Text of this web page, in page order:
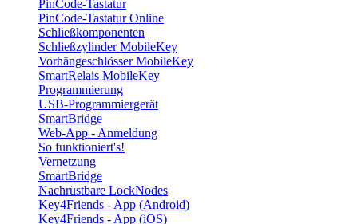
PinCode-Tastatur
PinCode-Tastatur Online
Schließkomponenten
Schließzylinder MobileKey
Vorhängeschlösser MobileKey
SmartRelais MobileKey
Programmierung
USB-Programmiergerät
SmartBridge
Web-App - Anmeldung
So funktioniert's!
Vernetzung
SmartBridge
Nachrüstbare LockNodes
Key4Friends - App (Android)
Key4Friends - App (iOS)